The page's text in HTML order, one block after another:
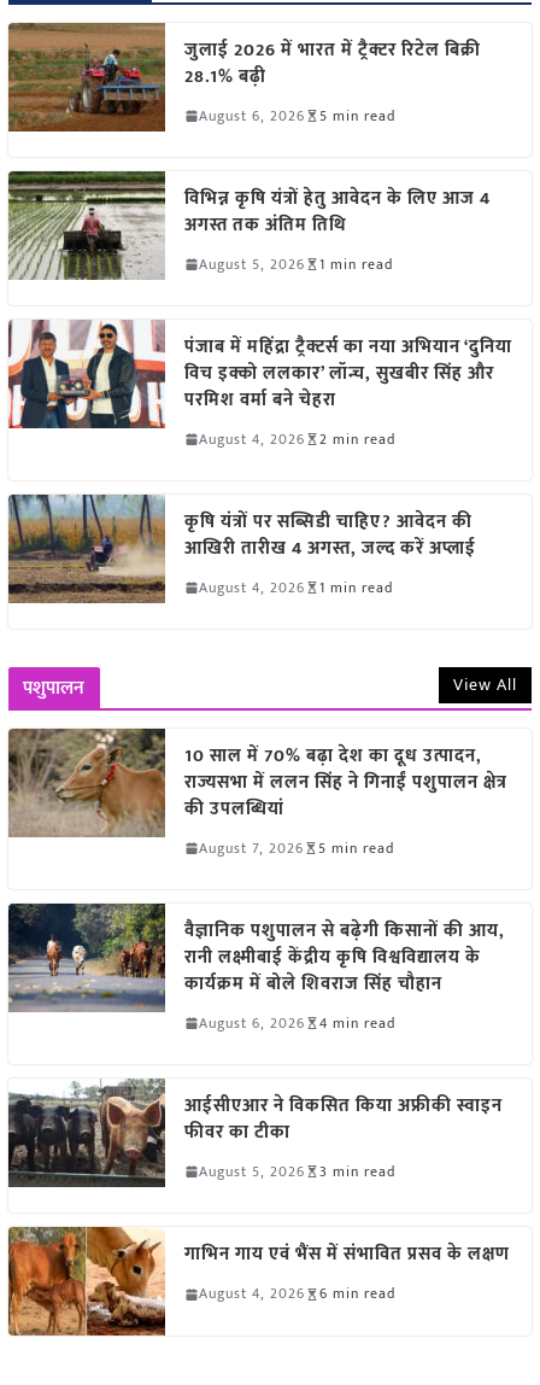
जुलाई 2026 में भारत में ट्रैक्टर रिटेल बिक्री
28.1% बढ़ी
August 6, 2026 5 min read
विभिन्न कृषि यंत्रों हेतु आवेदन के लिए आज 4
अगस्त तक अंतिम तिथि
August 5, 2026 1 min read
पंजाब में महिंद्रा ट्रैक्टर्स का नया अभियान ‘दुनिया
विच इक्को ललकार’ लॉन्च, सुखबीर सिंह और
परमिश वर्मा बने चेहरा
August 4, 2026 2 min read
कृषि यंत्रों पर सब्सिडी चाहिए? आवेदन की
आखिरी तारीख 4 अगस्त, जल्द करें अप्लाई
August 4, 2026 1 min read
पशुपालन View All
10 साल में 70% बढ़ा देश का दूध उत्पादन,
राज्यसभा में ललन सिंह ने गिनाईं पशुपालन क्षेत्र
की उपलब्धियां
August 7, 2026 5 min read
वैज्ञानिक पशुपालन से बढ़ेगी किसानों की आय,
रानी लक्ष्मीबाई केंद्रीय कृषि विश्वविद्यालय के
कार्यक्रम में बोले शिवराज सिंह चौहान
August 6, 2026 4 min read
आईसीएआर ने विकसित किया अफ्रीकी स्वाइन
फीवर का टीका
August 5, 2026 3 min read
गाभिन गाय एवं भैंस में संभावित प्रसव के लक्षण
August 4, 2026 6 min read